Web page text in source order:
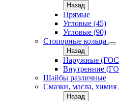
Назад
Прямые
Угловые (45)
Угловые (90)
Стопорные кольца
Назад
Наружные
Внутренние
Шайбы различные
Смазки, масла, химия
Назад